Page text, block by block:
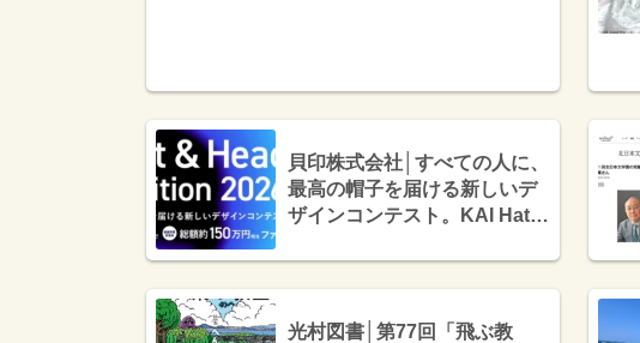
貝印株式会社│すべての人に、
最高の帽子を届ける新しいデ
ザインコンテスト。KAI Hat &
2026［最優秀賞 ファッショ
ン・デザイン研修参加約150
万円相当 メディアインタビュ
光村図書│第77回「飛ぶ教